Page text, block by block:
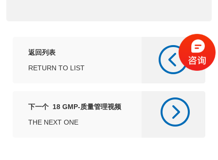
返回列表
RETURN TO LIST
下一个 18 GMP-质量管理视频
教学
THE NEXT ONE